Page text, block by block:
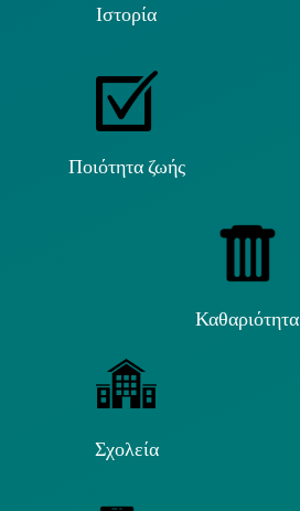
Ιστορία
Ποιότητα ζωής
Καθαριότητα
Σχολεία